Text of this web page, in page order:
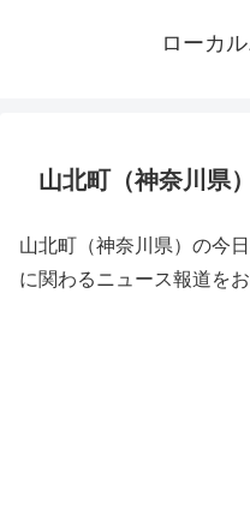
ローカ
山北町（神奈川県
山北町（神奈川県）の今
に関わるニュース報道をお